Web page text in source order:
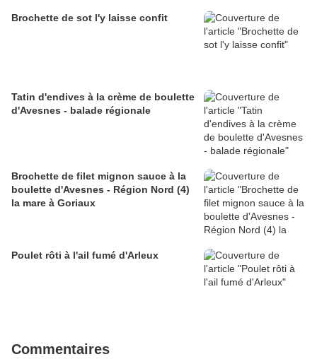
Brochette de sot l'y laisse confit
Tatin d'endives à la crème de boulette
d'Avesnes - balade régionale
Brochette de filet mignon sauce à la
boulette d'Avesnes - Région Nord (4)
la mare à Goriaux
Poulet rôti à l'ail fumé d'Arleux
Commentaires